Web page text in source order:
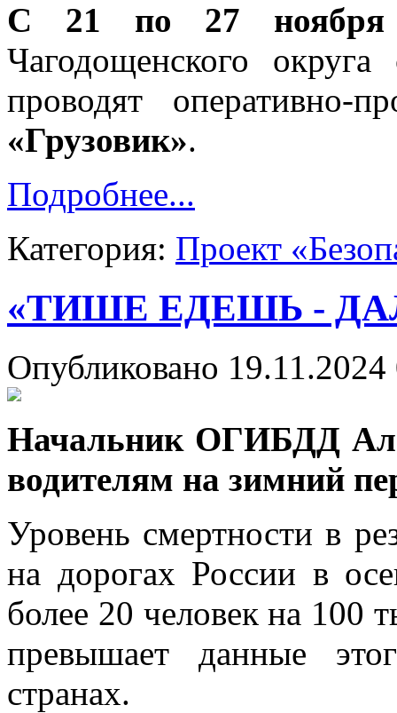
С 21 по 27 ноября
Чагодощенского округа
проводят оперативно-
«Грузовик».
Подробнее...
Категория: Проект
«ТИШЕ ЕДЕШЬ -
Опубликовано 19.11.2024
Начальник ОГИБДД
водителям на зимний
Уровень смертности в
на дорогах России в
более 20 человек на 100
превышает данные
странах.